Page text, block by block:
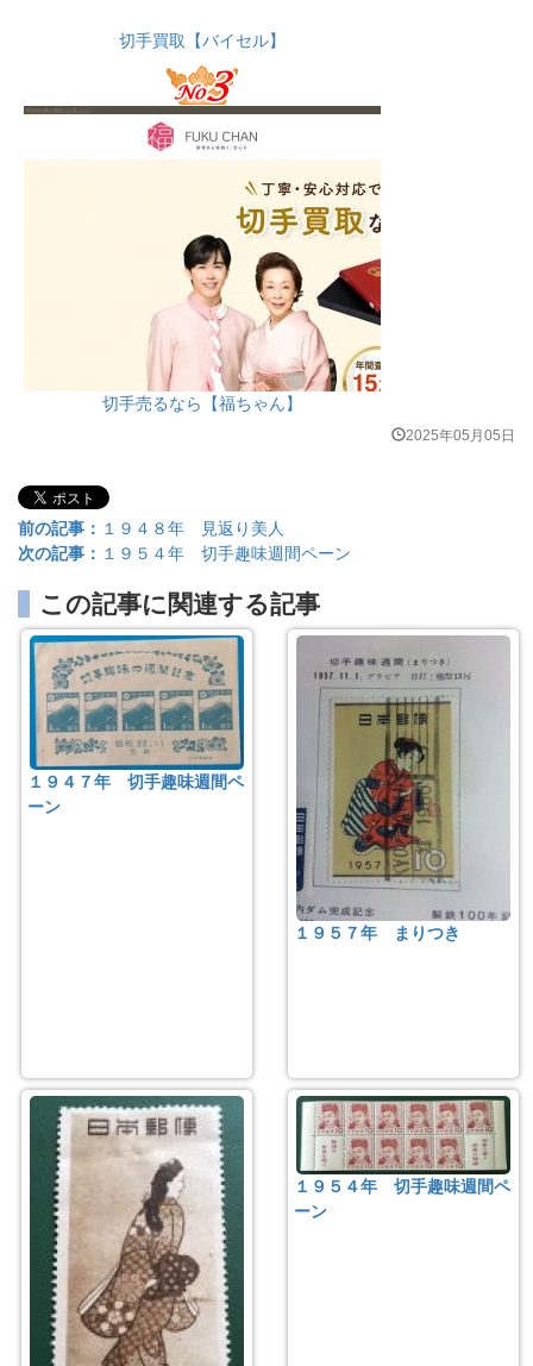
切手買取【バイセル】
切手売るなら【福ちゃん】
2025年05月05日
前の記事： １９４８年 見返り美人
次の記事： １９５４年 切手趣味週間ペーン
この記事に関連する記事
１９４７年 切手趣味週間ペ
ーン
１９５７年 まりつき
１９５４年 切手趣味週間ペ
ーン